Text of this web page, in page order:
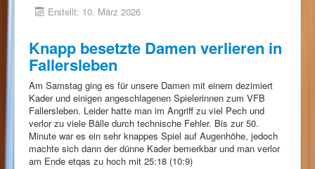
Erstellt: 10. März 2026
Knapp besetzte Damen verlieren in
Fallersleben
Am Samstag ging es für unsere Damen mit einem dezimiert
Kader und einigen angeschlagenen Spielerinnen zum VFB
Fallersleben. Leider hatte man im Angriff zu viel Pech und
verlor zu viele Bälle durch technische Fehler. Bis zur 50.
Minute war es ein sehr knappes Spiel auf Augenhöhe, jedoch
machte sich dann der dünne Kader bemerkbar und man verlor
am Ende etqas zu hoch mit 25:18 (10:9)